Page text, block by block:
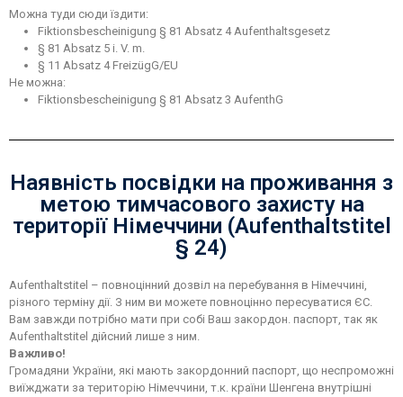
Можна туди сюди їздити:
Fiktionsbescheinigung § 81 Absatz 4 Aufenthaltsgesetz
§ 81 Absatz 5 i. V. m.
§ 11 Absatz 4 FreizügG/EU
Не можна:
Fiktionsbescheinigung § 81 Absatz 3 AufenthG
Наявність посвідки на проживання з
метою тимчасового захисту на
території Німеччини (Aufenthaltstitel
§ 24)
Aufenthaltstitel – повноцінний дозвіл на перебування в Німеччині,
різного терміну дії. З ним ви можете повноцінно пересуватися ЄС.
Вам завжди потрібно мати при собі Ваш закордон. паспорт, так як
Aufenthaltstitel дійсний лише з ним.
Важливо!
Громадяни України, які мають закордонний паспорт, що неспроможні
виїжджати за територію Німеччини, т.к. країни Шенгена внутрішні